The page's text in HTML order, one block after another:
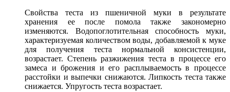
Свойства теста из пшеничной муки в результате
хранения ее после помола также закономерно
изменяются. Водопоглотительная способность муки,
характеризуемая количеством воды, добавляемой к муке
для получения теста нормальной консистенции,
возрастает. Степень разжижения теста в процессе его
замеса и брожения и его расплываемость в процессе
расстойки и выпечки снижаются. Липкость теста также
снижается. Упругость теста возрастает.